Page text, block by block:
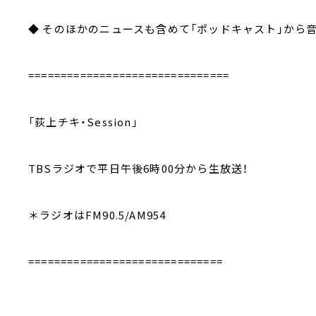
◆ そのほかのニュースも含めて「ポッドキャスト」から
===============================
「荻上チキ・Session」
TBSラジオで平日午後6時00分から生放送！
＊ラジオはFM90.5/AM954
==============================